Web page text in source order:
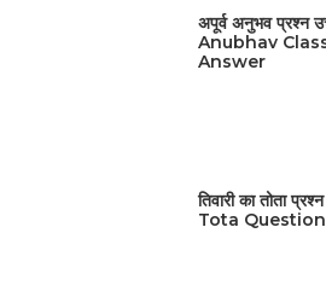
अपूर्व अनुभव प्रश्न
Anubhav
Answer
तिवारी का तोता
Tota